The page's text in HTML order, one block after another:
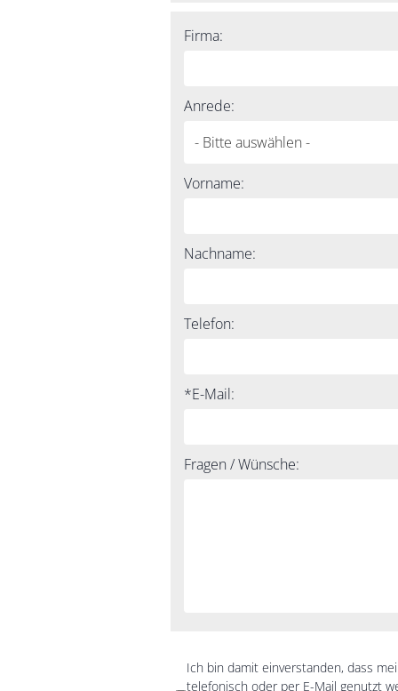
Firma:
Anrede:
Vorname:
Nachname:
Telefon:
*E-Mail:
Fragen / Wünsche:
*Datenschutz:
Ich bin damit einverstanden, dass
telefonisch oder per E-Mail genutzt